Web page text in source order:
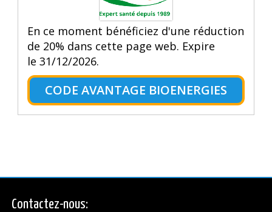
En ce moment bénéficiez d'une réduction
de 20% dans cette page web. Expire
le 31/12/2026.
CODE AVANTAGE BIOENERGIES
Contactez-nous: